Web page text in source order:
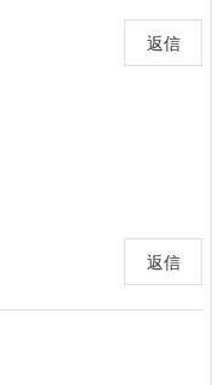
返信
返信